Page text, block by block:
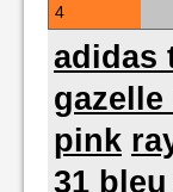
4
adidas
pink
31 bleu